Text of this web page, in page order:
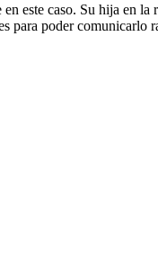
este caso. Su hija en
para poder comunicarlo